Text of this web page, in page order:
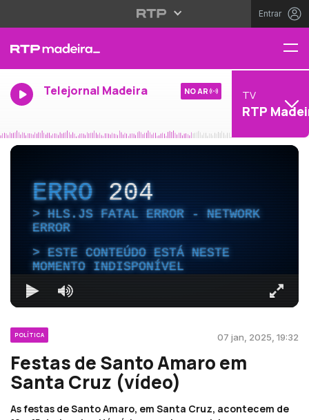
Entrar
Telejornal Madeira NO AR TV
RTP
ERRO204
HLS.JS FATAL ERROR - NETWORK
ERROR
ESTE CONTEÚDO ESTÁ NESTE
MOMENTO INDISPONÍVEL
POLÍTICA 07 jan, 2025, 19:32
Festas de Santo Amaro em
Santa Cruz (vídeo)
As festas de Santo Amaro, em Santa Cruz, acontecem de